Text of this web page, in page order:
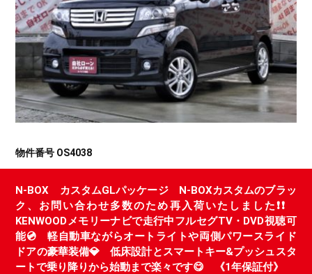
物件番号 OS4038
N-BOX カスタムGLパッケージ N-BOXカスタムのブラッ
ク、お問い合わせ多数のため再入荷いたしました❗❗
KENWOODメモリーナビで走行中フルセグTV・DVD視聴可
能💿 軽自動車ながらオートライトや両側パワースライド
ドアの豪華装備💎 低床設計とスマートキー&プッシュスタ
ートで乗り降りから始動まで楽々です😋 《1年保証付》